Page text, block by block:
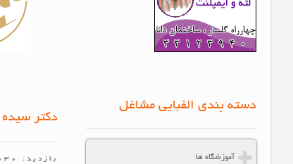
دکتر سیده
بازدید: 1030
دسته بندی الفبایی مشاغل
آموزشگاه ها